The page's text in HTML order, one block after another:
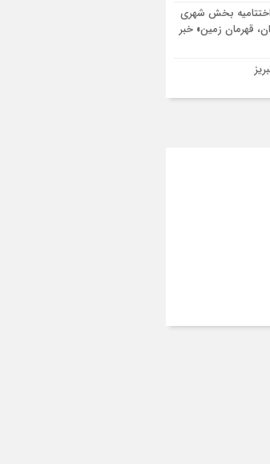
حاضر در میدان
اختتامیه بخش شهری
قهرمان زمین» خبر